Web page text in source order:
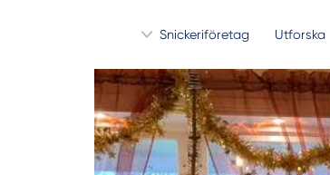
Snickeriföretag Utforska